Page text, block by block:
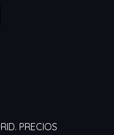
PRECIOS